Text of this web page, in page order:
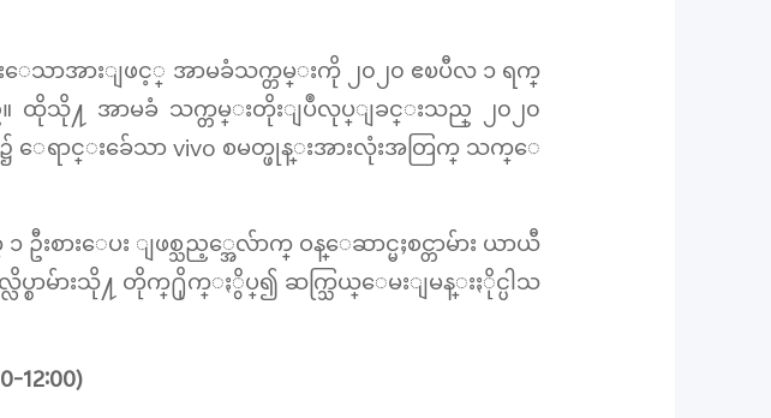
ေသာအားျဖင့္ အာမခံသက္တမ္းကို ၂၀၂၀ ဧၿပီလ ၁ ရက္
။ ထိုသို႔ အာမခံ သက္တမ္းတိုးျပဳလုပ္ျခင္းသည္ ၂၀၂၀
၌ ေရာင္းခ်ေသာ vivo စမတ္ဖုန္းအားလုံးအတြက္ သက္ေ
ားေပး ျဖစ္သည့္အေလ်ာက္ ဝန္ေဆာင္မႈစင္တာမ်ား ယာယီ
စာမ်ားသို႔ တိုက္႐ိုက္ႏွိပ္၍ ဆက္သြယ္ေမးျမန္းႏိုင္ပါသ
12:00)